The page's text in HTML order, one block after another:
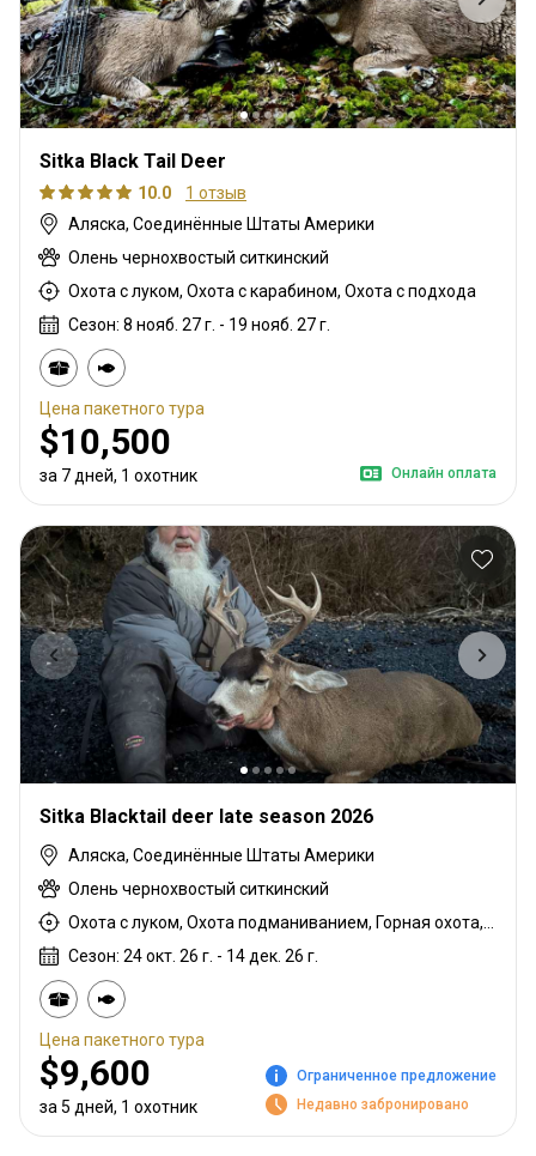
Sitka Black Tail Deer
10.0
1 отзыв
Аляска, Соединённые Штаты Америки
Олень чернохвостый ситкинский
Охота с луком, Охота с карабином, Охота с подхода
Сезон: 8 нояб. 27 г. - 19 нояб. 27 г.
Цена пакетного тура
$10,500
за 7 дней, 1 охотник Онлайн оплата
Sitka Blacktail deer late season 2026
Аляска, Соединённые Штаты Америки
Олень чернохвостый ситкинский
Охота с луком, Охота подманиванием, Горная охота, Охота с карабином, Охота с подхода
Сезон: 24 окт. 26 г. - 14 дек. 26 г.
Цена пакетного тура
$9,600
за 5 дней, 1 охотник
Ограниченное предложение
Недавно забронировано